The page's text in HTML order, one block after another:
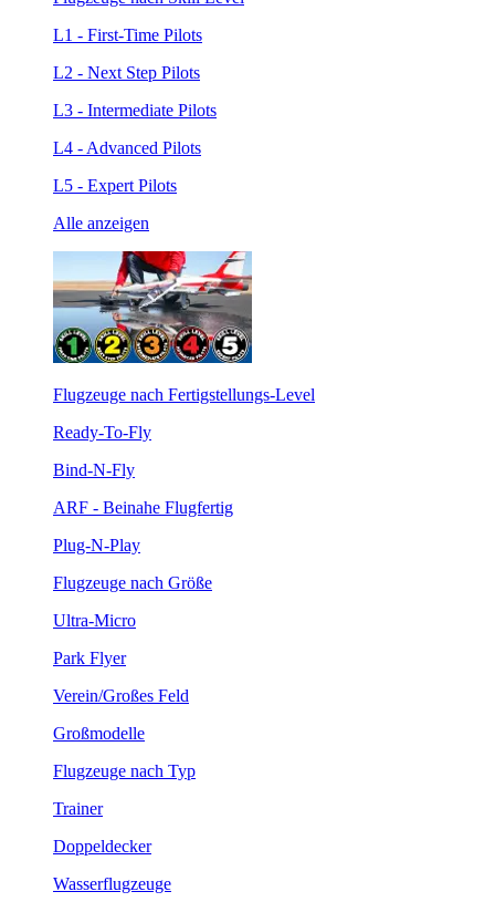
L1 - First-Time Pilots
L2 - Next Step Pilots
L3 - Intermediate Pilots
L4 - Advanced Pilots
L5 - Expert Pilots
Alle anzeigen
Flugzeuge nach Fertigstellungs-Level
Ready-To-Fly
Bind-N-Fly
ARF - Beinahe Flugfertig
Plug-N-Play
Flugzeuge nach Größe
Ultra-Micro
Park Flyer
Verein/Großes Feld
Großmodelle
Flugzeuge nach Typ
Trainer
Doppeldecker
Wasserflugzeuge